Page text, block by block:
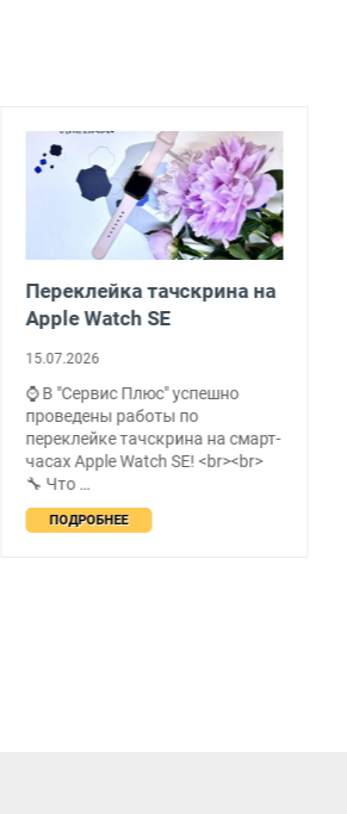
Переклейка тачскрина на
Apple Watch SE
15.07.2026
⌚ В "Сервис Плюс" успешно
проведены работы по
переклейке тачскрина на смарт-
часах Apple Watch SE! <br><br>
🔧 Что …
ПОДРОБНЕЕ